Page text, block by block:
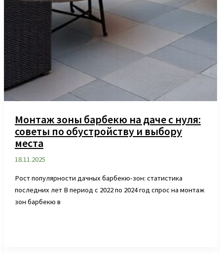
Монтаж зоны барбекю на даче с нуля:
советы по обустройству и выбору
места
18.11.2025
Рост популярности дачных барбекю-зон: статистика
последних лет В период с 2022 по 2024 год спрос на монтаж
зон барбекю в